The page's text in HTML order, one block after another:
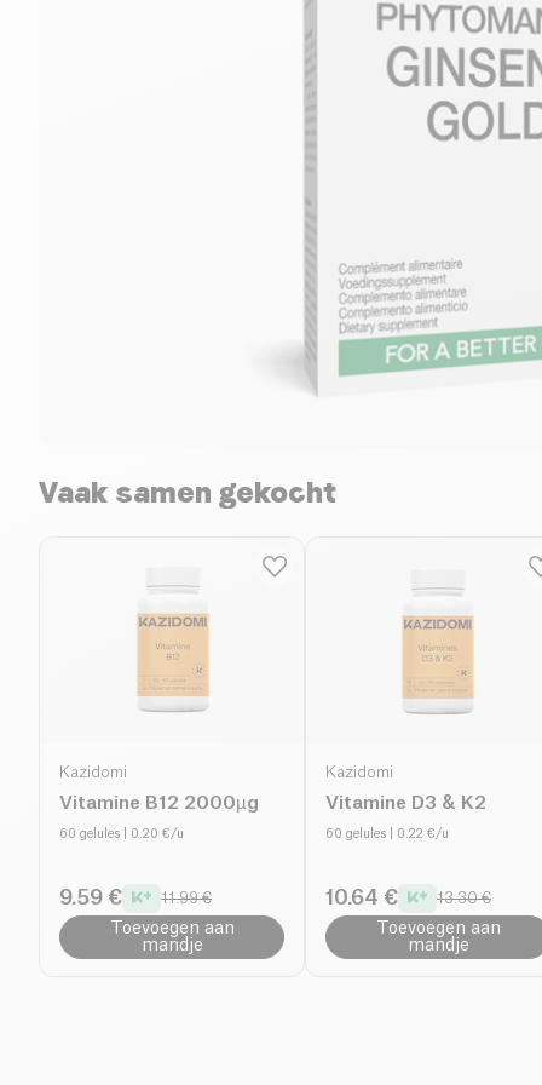
Vaak samen gekocht
Kazidomi
Vitamine B12 2000µg
60 gelules | 0.20 €/u
9.59 € 11.99 €
Toevoegen aan
mandje
Kazidomi
Vitamine D3 & K2
60 gelules | 0.22 €/u
10.64 € 13.30 €
Toevoegen aan
mandje